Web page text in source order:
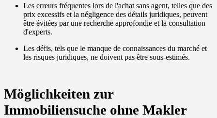
Les erreurs fréquentes lors de l'achat sans agent, telles que des
prix excessifs et la négligence des détails juridiques, peuvent
être évitées par une recherche approfondie et la consultation
d'experts.
Les défis, tels que le manque de connaissances du marché et
les risques juridiques, ne doivent pas être sous-estimés.
Möglichkeiten zur
Immobiliensuche ohne Makler